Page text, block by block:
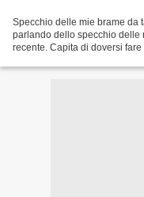
Specchio delle mie brame da
parlando dello specchio delle
recente. Capita di doversi